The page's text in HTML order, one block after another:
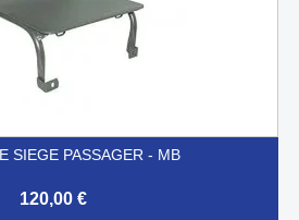
SIEGE PASSAGER - MB
120,00 €